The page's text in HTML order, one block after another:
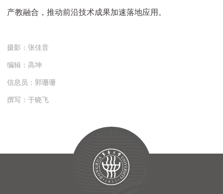
产教融合，推动前沿技术成果加速落地应用。
摄影：张佳音
编辑：高坤
信息员：郭珊珊
撰写：于晓飞